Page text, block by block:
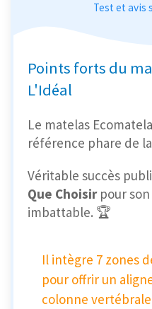
Test et avis
Points forts du
L'Idéal
Le matelas
référence phare de
Véritable succès
Que Choisirpour
imbattable. 🏆
Il intègre 7 zones
pour offrir un
colonne